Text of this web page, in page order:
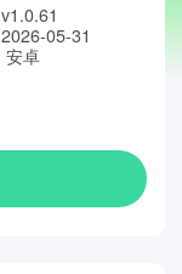
v1.0.61
2026-05-31
安卓